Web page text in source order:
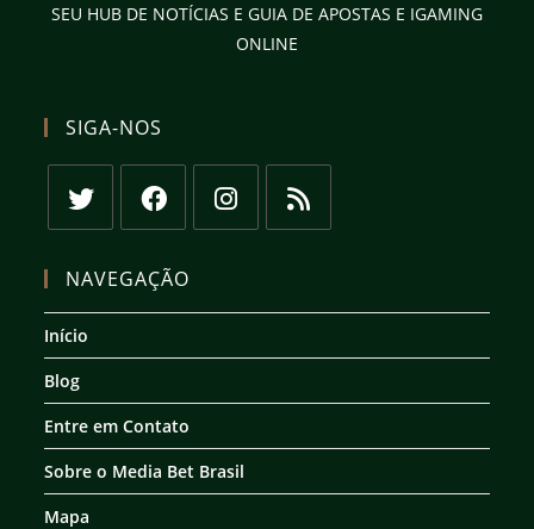
SEU HUB DE NOTÍCIAS E GUIA DE APOSTAS E IGAMING
ONLINE
SIGA-NOS
em
nova
aba
em
aba
aba
aba
NAVEGAÇÃO
Início
Blog
Entre em Contato
Sobre o Media Bet Brasil
Mapa